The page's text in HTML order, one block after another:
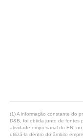
(1) A informação constante do
D&B, foi obtida junto de fontes
atividade empresarial do ENI
utilizá-la dentro do âmbito